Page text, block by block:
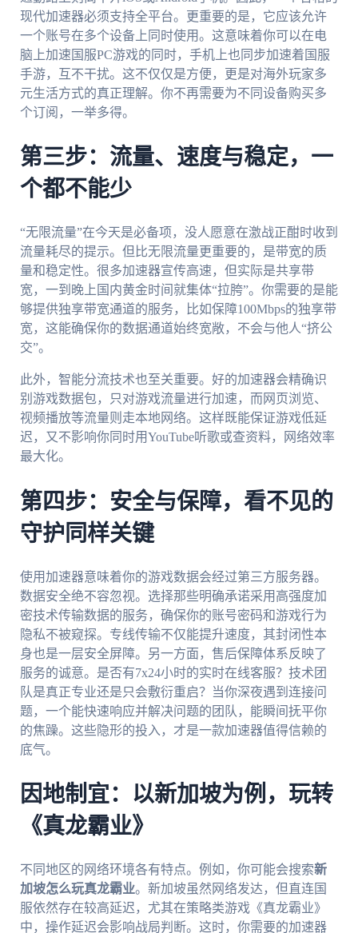
现代加速器必须支持全平台。更重要的是，它应该允许
一个账号在多个设备上同时使用。这意味着你可以在电
脑上加速国服PC游戏的同时，手机上也同步加速着国服
手游，互不干扰。这不仅仅是方便，更是对海外玩家多
元生活方式的真正理解。你不再需要为不同设备购买多
个订阅，一举多得。
第三步：流量、速度与稳定，一
个都不能少
“无限流量”在今天是必备项，没人愿意在激战正酣时收到
流量耗尽的提示。但比无限流量更重要的，是带宽的质
量和稳定性。很多加速器宣传高速，但实际是共享带
宽，一到晚上国内黄金时间就集体“拉胯”。你需要的是能
够提供独享带宽通道的服务，比如保障100Mbps的独享带
宽，这能确保你的数据通道始终宽敞，不会与他人“挤公
交”。
此外，智能分流技术也至关重要。好的加速器会精确识
别游戏数据包，只对游戏流量进行加速，而网页浏览、
视频播放等流量则走本地网络。这样既能保证游戏低延
迟，又不影响你同时用YouTube听歌或查资料，网络效率
最大化。
第四步：安全与保障，看不见的
守护同样关键
使用加速器意味着你的游戏数据会经过第三方服务器。
数据安全绝不容忽视。选择那些明确承诺采用高强度加
密技术传输数据的服务，确保你的账号密码和游戏行为
隐私不被窥探。专线传输不仅能提升速度，其封闭性本
身也是一层安全屏障。另一方面，售后保障体系反映了
服务的诚意。是否有7x24小时的实时在线客服？技术团
队是真正专业还是只会敷衍重启？当你深夜遇到连接问
题，一个能快速响应并解决问题的团队，能瞬间抚平你
的焦躁。这些隐形的投入，才是一款加速器值得信赖的
底气。
因地制宜：以新加坡为例，玩转
《真龙霸业》
不同地区的网络环境各有特点。例如，你可能会搜索新
加坡怎么玩真龙霸业。新加坡虽然网络发达，但直连国
服依然存在较高延迟，尤其在策略类游戏《真龙霸业》
中，操作延迟会影响战局判断。这时，你需要的加速器